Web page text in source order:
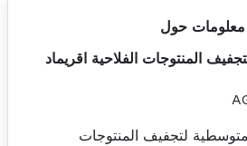
معلومات حول
المنتوجات الفلاحية اقريماد
لتجفيف المنتوجات